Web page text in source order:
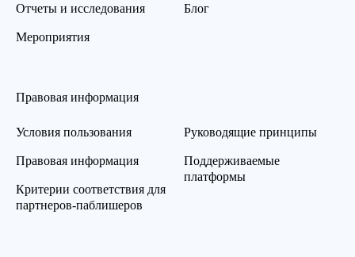
Отчеты и исследования
Мероприятия
Блог
Правовая информация
Условия пользования
Правовая информация
Критерии соответствия для
партнеров-паблишеров
Руководящие принципы
Поддерживаемые
платформы